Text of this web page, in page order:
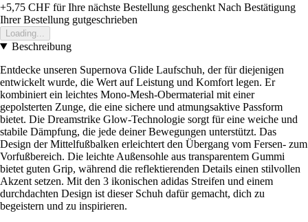
+5,75 CHF für Ihre nächste Bestellung geschenkt Nach Bestätigung
Ihrer Bestellung gutgeschrieben
Loading...
Beschreibung
Entdecke unseren Supernova Glide Laufschuh, der für diejenigen
entwickelt wurde, die Wert auf Leistung und Komfort legen. Er
kombiniert ein leichtes Mono-Mesh-Obermaterial mit einer
gepolsterten Zunge, die eine sichere und atmungsaktive Passform
bietet. Die Dreamstrike Glow-Technologie sorgt für eine weiche und
stabile Dämpfung, die jede deiner Bewegungen unterstützt. Das
Design der Mittelfußbalken erleichtert den Übergang vom Fersen- zum
Vorfußbereich. Die leichte Außensohle aus transparentem Gummi
bietet guten Grip, während die reflektierenden Details einen stilvollen
Akzent setzen. Mit den 3 ikonischen adidas Streifen und einem
durchdachten Design ist dieser Schuh dafür gemacht, dich zu
begeistern und zu inspirieren.